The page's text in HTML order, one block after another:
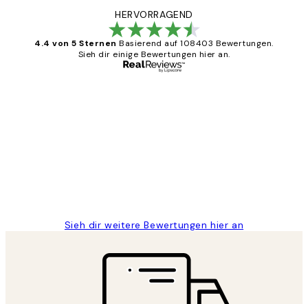
HERVORRAGEND
4.4 von 5 Sternen Basierend auf 108403 Bewertungen.
Sieh dir einige Bewertungen hier an.
Sieh dir weitere Bewertungen hier an